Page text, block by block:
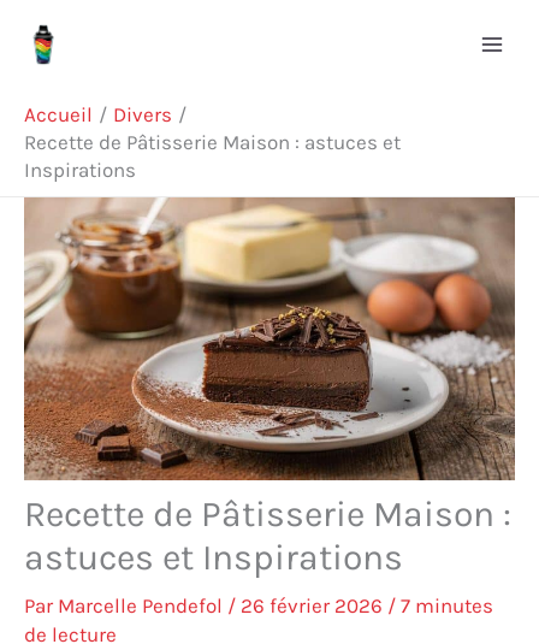
Accueil
Divers
Recette de Pâtisserie Maison : astuces et
Inspirations
Recette de Pâtisserie Maison :
astuces et Inspirations
Par Marcelle Pendefol / 26 février 2026 / 7 minutes
de lecture
h
e
c
h
e
r